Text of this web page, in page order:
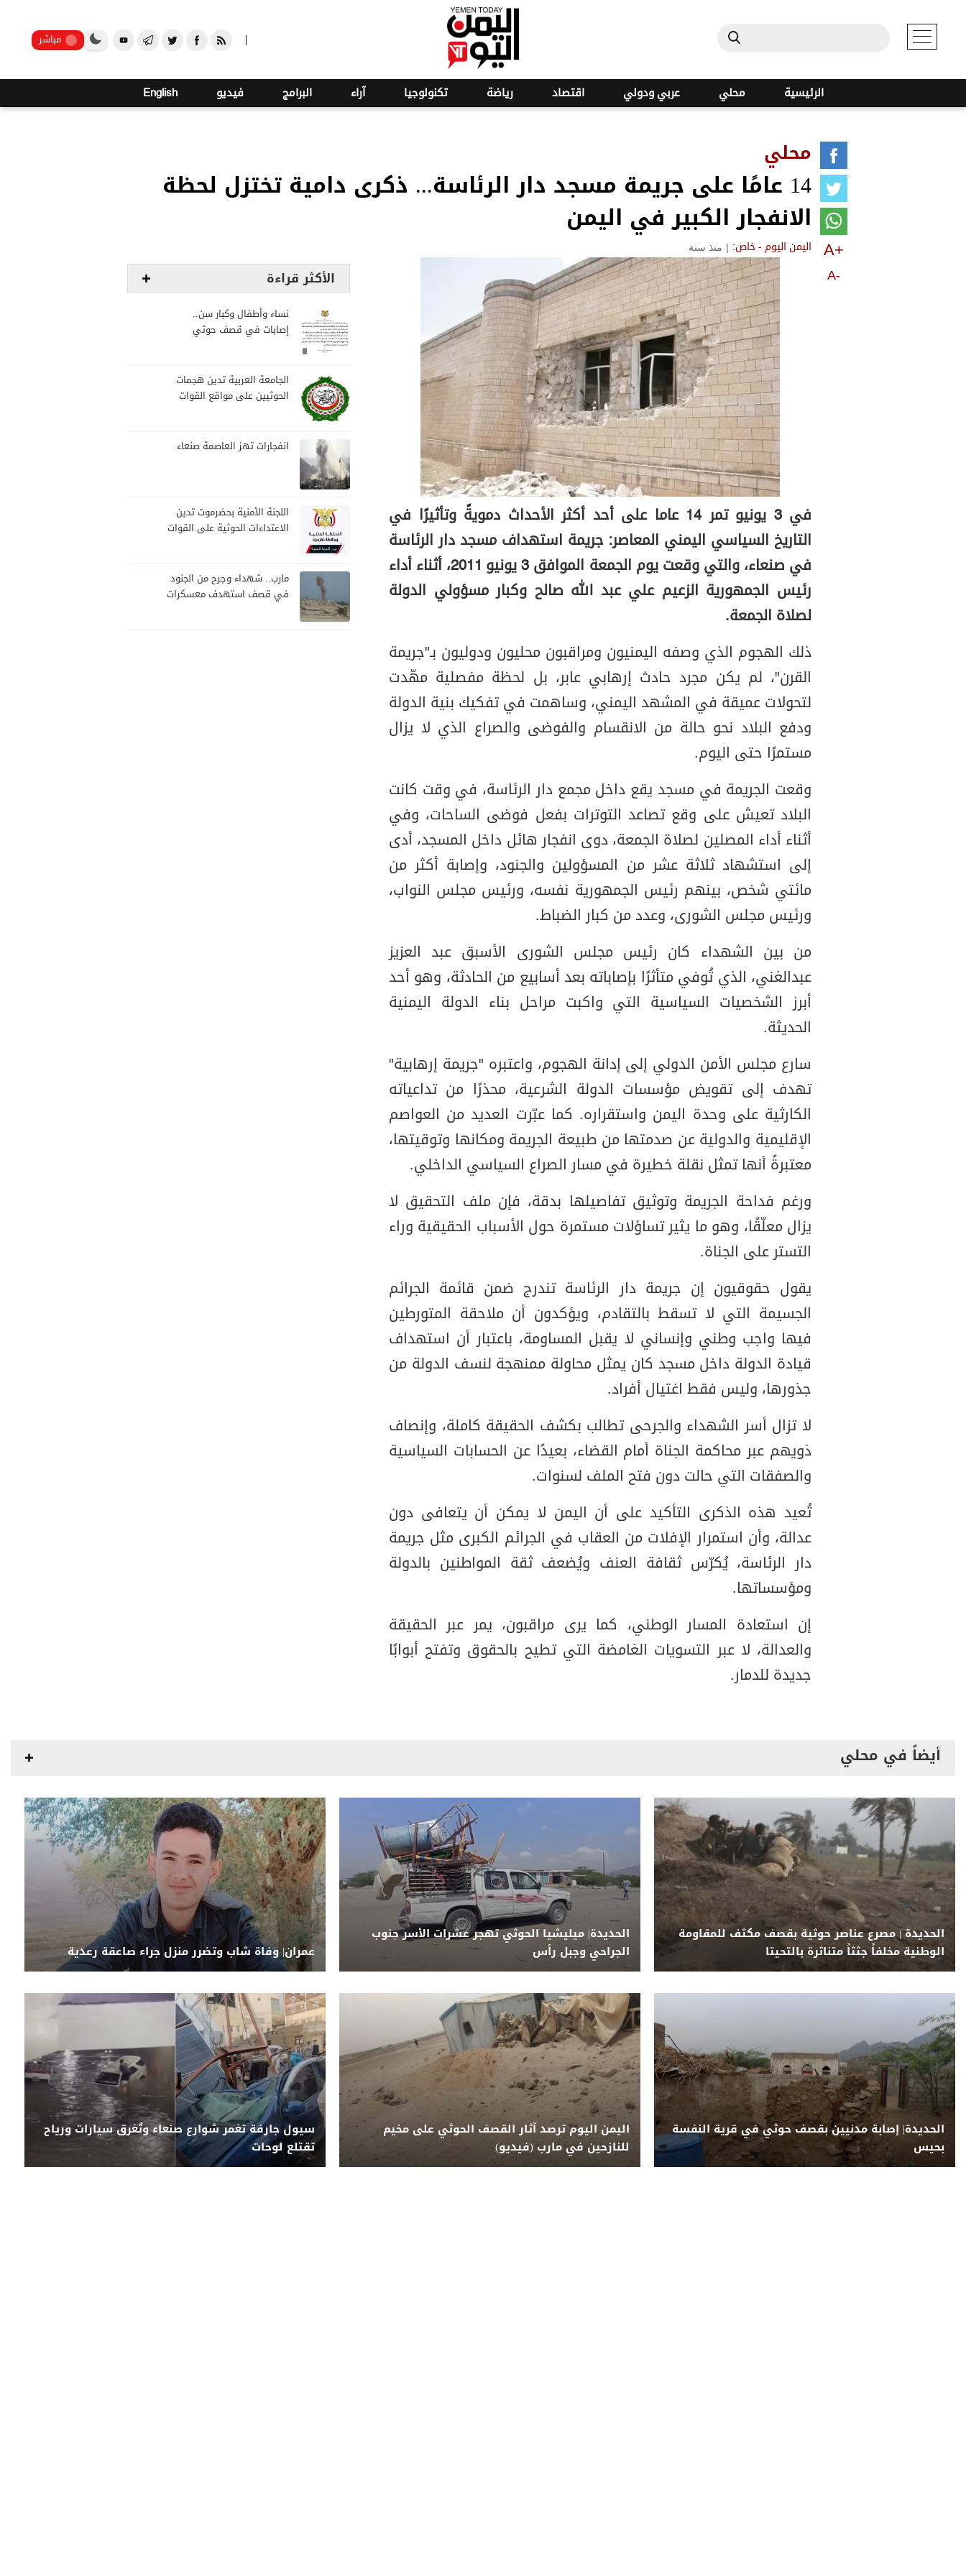
مباشر
الرئيسية محلي عربي ودولي اقتصاد رياضة تكنولوجيا آراء البرامج فيديو English
محلي
14 عامًا على جريمة مسجد دار الرئاسة... ذكرى دامية تختزل لحظة
الانفجار الكبير في اليمن
اليمن اليوم - خاص: | منذ سنة A+
A-
في 3 يونيو تمر 14 عاما على أحد أكثر الأحداث دمويةً وتأثيرًا في
التاريخ السياسي اليمني المعاصر: جريمة استهداف مسجد دار الرئاسة
في صنعاء، والتي وقعت يوم الجمعة الموافق 3 يونيو 2011، أثناء أداء
رئيس الجمهورية الزعيم علي عبد الله صالح وكبار مسؤولي الدولة
لصلاة الجمعة.
ذلك الهجوم الذي وصفه اليمنيون ومراقبون محليون ودوليون بـ"جريمة
القرن"، لم يكن مجرد حادث إرهابي عابر، بل لحظة مفصلية مهّدت
لتحولات عميقة في المشهد اليمني، وساهمت في تفكيك بنية الدولة
ودفع البلاد نحو حالة من الانقسام والفوضى والصراع الذي لا يزال
مستمرًا حتى اليوم.
وقعت الجريمة في مسجد يقع داخل مجمع دار الرئاسة، في وقت كانت
البلاد تعيش على وقع تصاعد التوترات بفعل فوضى الساحات، وفي
أثناء أداء المصلين لصلاة الجمعة، دوى انفجار هائل داخل المسجد، أدى
إلى استشهاد ثلاثة عشر من المسؤولين والجنود، وإصابة أكثر من
مائتي شخص، بينهم رئيس الجمهورية نفسه، ورئيس مجلس النواب،
ورئيس مجلس الشورى، وعدد من كبار الضباط.
من بين الشهداء كان رئيس مجلس الشورى الأسبق عبد العزيز
عبدالغني، الذي تُوفي متأثرًا بإصاباته بعد أسابيع من الحادثة، وهو أحد
أبرز الشخصيات السياسية التي واكبت مراحل بناء الدولة اليمنية
الحديثة.
سارع مجلس الأمن الدولي إلى إدانة الهجوم، واعتبره "جريمة إرهابية"
تهدف إلى تقويض مؤسسات الدولة الشرعية، محذرًا من تداعياته
الكارثية على وحدة اليمن واستقراره. كما عبّرت العديد من العواصم
الإقليمية والدولية عن صدمتها من طبيعة الجريمة ومكانها وتوقيتها،
معتبرةً أنها تمثل نقلة خطيرة في مسار الصراع السياسي الداخلي.
ورغم فداحة الجريمة وتوثيق تفاصيلها بدقة، فإن ملف التحقيق لا
يزال معلّقًا، وهو ما يثير تساؤلات مستمرة حول الأسباب الحقيقية وراء
التستر على الجناة.
يقول حقوقيون إن جريمة دار الرئاسة تندرج ضمن قائمة الجرائم
الجسيمة التي لا تسقط بالتقادم، ويؤكدون أن ملاحقة المتورطين
فيها واجب وطني وإنساني لا يقبل المساومة، باعتبار أن استهداف
قيادة الدولة داخل مسجد كان يمثل محاولة ممنهجة لنسف الدولة من
جذورها، وليس فقط اغتيال أفراد.
لا تزال أسر الشهداء والجرحى تطالب بكشف الحقيقة كاملة، وإنصاف
ذويهم عبر محاكمة الجناة أمام القضاء، بعيدًا عن الحسابات السياسية
والصفقات التي حالت دون فتح الملف لسنوات.
تُعيد هذه الذكرى التأكيد على أن اليمن لا يمكن أن يتعافى دون
عدالة، وأن استمرار الإفلات من العقاب في الجرائم الكبرى مثل جريمة
دار الرئاسة، يُكرّس ثقافة العنف ويُضعف ثقة المواطنين بالدولة
ومؤسساتها.
إن استعادة المسار الوطني، كما يرى مراقبون، يمر عبر الحقيقة
والعدالة، لا عبر التسويات الغامضة التي تطيح بالحقوق وتفتح أبوابًا
جديدة للدمار.
الأكثر قراءة
نساء وأطفال وكبار سن..
إصابات في قصف حوثي
الجامعة العربية تدين هجمات
الحوثيين على مواقع القوات
انفجارات تهز العاصمة صنعاء
اللجنة الأمنية بحضرموت تدين
الاعتداءات الحوثية على القوات
مارب.. شهداء وجرح من الجنود
في قصف استهدف معسكرات
أيضاً في محلي
الحديدة | مصرع عناصر حوثية بقصف مكثف للمقاومة
الوطنية مخلفاً جثثاً متناثرة بالتحيتا
الحديدة| ميليشيا الحوثي تهجر عشرات الأسر جنوب
الجراحي وجبل رأس
عمران| وفاة شاب وتضرر منزل جراء صاعقة رعدية
الحديدة| إصابة مدنيين بقصف حوثي في قرية النفسة
بحيس
اليمن اليوم ترصد آثار القصف الحوثي على مخيم
للنازحين في مارب (فيديو)
سيول جارفة تغمر شوارع صنعاء وتُغرق سيارات ورياح
تقتلع لوحات